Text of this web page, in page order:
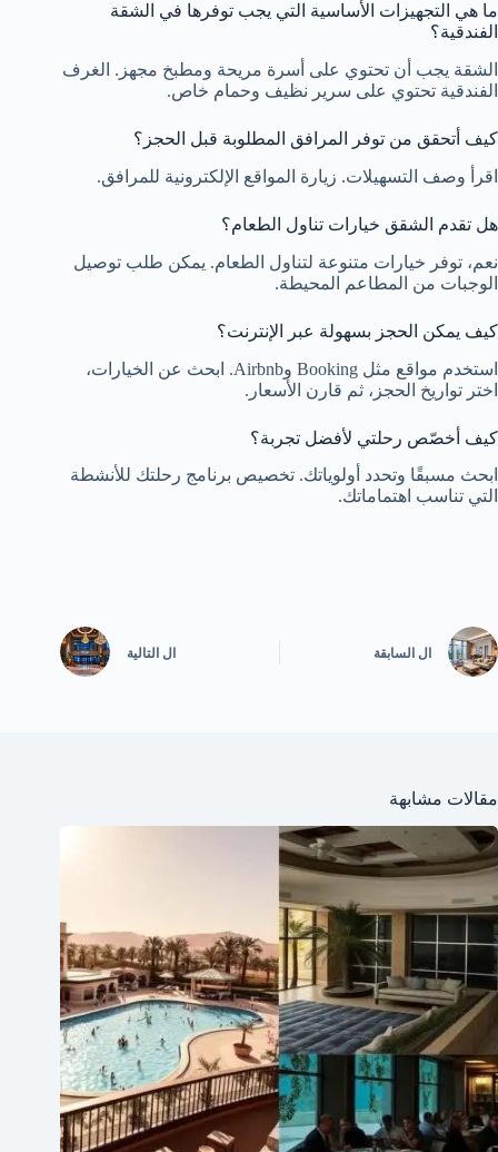
ما هي التجهيزات الأساسية التي يجب توفرها في الشقة
الفندقية؟
الشقة يجب أن تحتوي على أسرة مريحة ومطبخ مجهز. الغرف
الفندقية تحتوي على سرير نظيف وحمام خاص.
كيف أتحقق من توفر المرافق المطلوبة قبل الحجز؟
اقرأ وصف التسهيلات. زيارة المواقع الإلكترونية للمرافق.
هل تقدم الشقق خيارات تناول الطعام؟
نعم، توفر خيارات متنوعة لتناول الطعام. يمكن طلب توصيل
الوجبات من المطاعم المحيطة.
كيف يمكن الحجز بسهولة عبر الإنترنت؟
استخدم مواقع مثل Booking وAirbnb. ابحث عن الخيارات،
اختر تواريخ الحجز، ثم قارن الأسعار.
كيف أخصّص رحلتي لأفضل تجربة؟
ابحث مسبقًا وتحدد أولوياتك. تخصيص برنامج رحلتك للأنشطة
التي تناسب اهتماماتك.
ال السابقة ال التالية
مقالات مشابهة